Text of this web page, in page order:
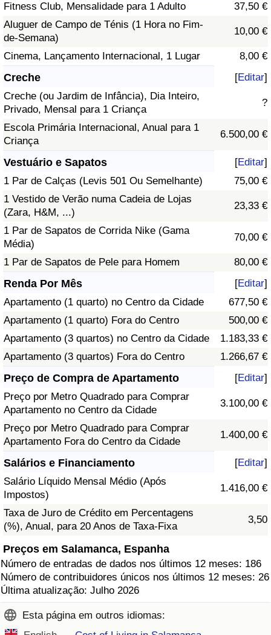
Fitness Club, Mensalidade para 1 Adulto
37,50 €
Aluguer de Campo de Ténis (1 Hora no Fim-
de-Semana)
10,00 €
Cinema, Lançamento Internacional, 1 Lugar 8,00 €
Creche [Editar]
Creche (ou Jardim de Infância), Dia Inteiro,
Privado, Mensal para 1 Criança
?
Escola Primária Internacional, Anual para 1
Criança
6.500,00 €
Vestuário e Sapatos [Editar]
1 Par de Calças (Levis 501 Ou Semelhante)
75,00 €
1 Vestido de Verão numa Cadeia de Lojas
(Zara, H&M, ...)
23,33 €
1 Par de Sapatos de Corrida Nike (Gama
Média)
70,00 €
1 Par de Sapatos de Pele para Homem 80,00 €
Renda Por Mês [Editar]
Apartamento (1 quarto) no Centro da Cidade
677,50 €
Apartamento (1 quarto) Fora do Centro
500,00 €
Apartamento (3 quartos) no Centro da Cidade
1.183,33 €
Apartamento (3 quartos) Fora do Centro
1.266,67 €
Preço de Compra de Apartamento [Editar]
Preço por Metro Quadrado para Comprar
Apartamento no Centro da Cidade
3.100,00 €
Preço por Metro Quadrado para Comprar
Apartamento Fora do Centro da Cidade
1.400,00 €
Salários e Financiamento [Editar]
Salário Líquido Mensal Médio (Após
Impostos)
1.416,00 €
Taxa de Juro de Crédito em Percentagens
(%), Anual, para 20 Anos de Taxa-Fixa
3,50
Preços em Salamanca, Espanha
Número de entradas de dados nos últimos 12 meses: 186
Número de contribuidores únicos nos últimos 12 meses: 26
Última atualização: Julho 2026
Esta página em outros idiomas: